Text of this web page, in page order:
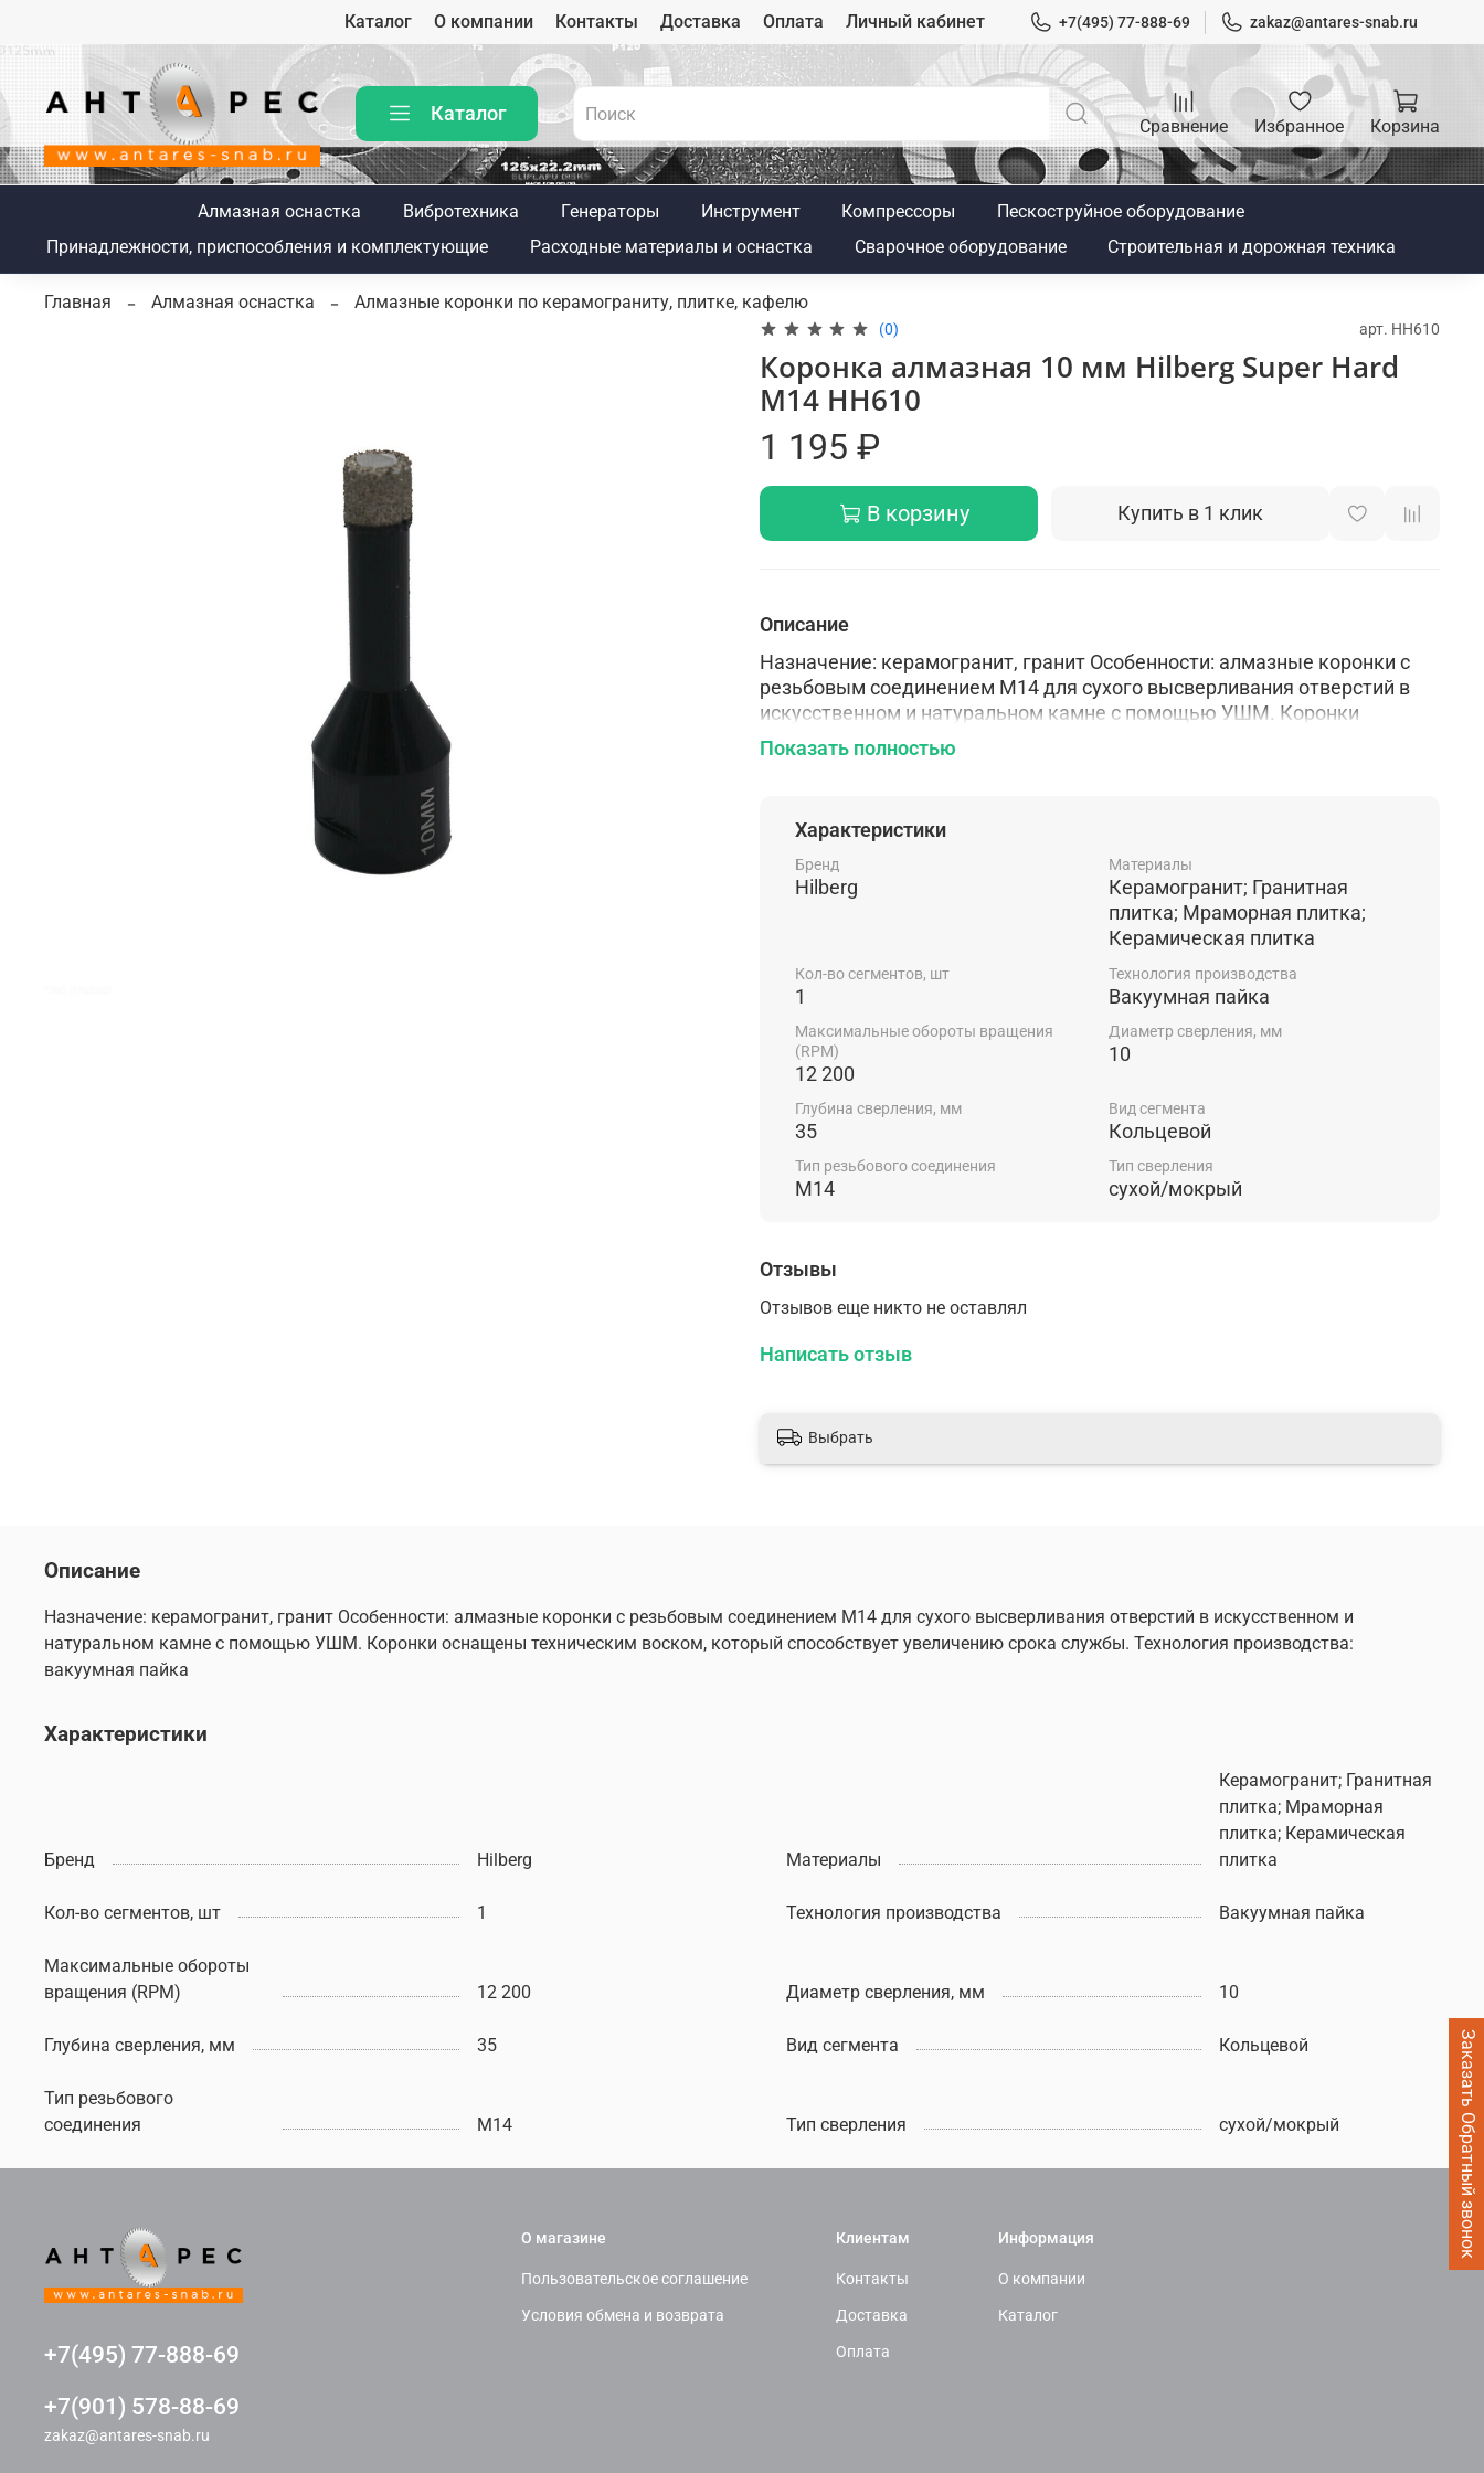
Заказать Обратный звонок
Каталог О компании Контакты Доставка Оплата Личный кабинет +7(495) 77-888-69 zakaz@antares-snab.ru
Каталог
Сравнение Избранное Корзина
Алмазная оснастка Вибротехника Генераторы Инструмент Компрессоры
Пескоструйное оборудование
Принадлежности, приспособления и комплектующие
Расходные материалы и оснастка Сварочное оборудование Строительная и дорожная техника
Главная Алмазная оснастка Алмазные коронки по керамограниту, плитке, кафелю
(0) арт. HH610
Коронка алмазная 10 мм Hilberg Super Hard
M14 HH610
1 195 ₽
В корзину Купить в 1 клик
Описание
Назначение: керамогранит, гранит Особенности: алмазные коронки с
резьбовым соединением М14 для сухого высверливания отверстий в
искусственном и натуральном камне с помощью УШМ. Коронки
оснащены техническим воском, который способствует увеличению
Показать полностью
Характеристики
Бренд
Hilberg
Материалы
Керамогранит; Гранитная
плитка; Мраморная плитка;
Керамическая плитка
Кол-во сегментов, шт
1
Технология производства
Вакуумная пайка
Максимальные обороты вращения
(RPM)
12 200
Диаметр сверления, мм
10
Глубина сверления, мм
35
Вид сегмента
Кольцевой
Тип резьбового соединения
M14
Тип сверления
сухой/мокрый
Отзывы
Отзывов еще никто не оставлял
Написать отзыв
Выбрать
Описание
Назначение: керамогранит, гранит Особенности: алмазные коронки с резьбовым соединением М14 для сухого высверливания отверстий в искусственном и
натуральном камне с помощью УШМ. Коронки оснащены техническим воском, который способствует увеличению срока службы. Технология производства:
вакуумная пайка
Характеристики
Бренд Hilberg Материалы
Керамогранит; Гранитная
плитка; Мраморная
плитка; Керамическая
плитка
Кол-во сегментов, шт 1 Технология производства Вакуумная пайка
Максимальные обороты
вращения (RPM)
12 200 Диаметр сверления, мм 10
Глубина сверления, мм 35 Вид сегмента Кольцевой
Тип резьбового
соединения
M14 Тип сверления сухой/мокрый
О магазине
Пользовательское соглашение
Условия обмена и возврата
Клиентам
Контакты
Доставка
Оплата
Информация
О компании
Каталог
+7(495) 77-888-69
+7(901) 578-88-69
zakaz@antares-snab.ru